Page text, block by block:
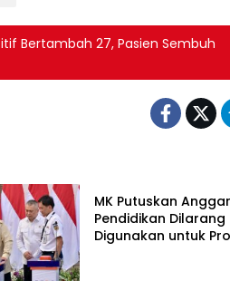
Bertambah 27, Pasien Sembuh
MK Putuskan
Pendidikan Dilarang
Digunakan untuk